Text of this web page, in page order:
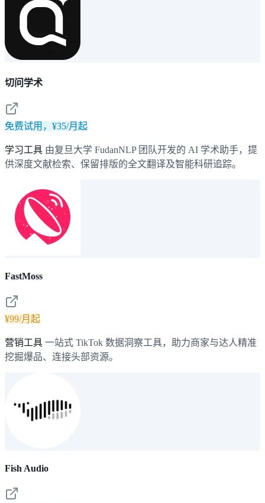
切问学术
免费试用，¥35/月起
学习工具 由复旦大学 FudanNLP 团队开发的 AI 学术助手，提
供深度文献检索、保留排版的全文翻译及智能科研追踪。
FastMoss
¥99/月起
营销工具 一站式 TikTok 数据洞察工具，助力商家与达人精准
挖掘爆品、连接头部资源。
Fish Audio